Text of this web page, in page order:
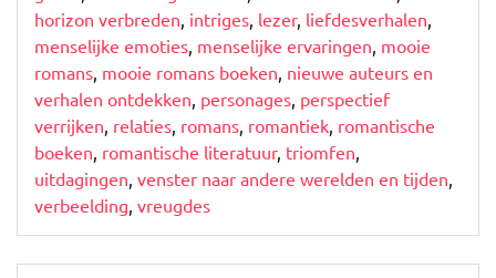
horizon verbreden intriges lezer, liefdesverhalen
menselijke emoties menselijke ervaringen mooie
romans mooie romans boeken nieuwe auteurs en
verhalen ontdekken personages perspectief
verrijken relaties romans romantiek romantische
boeken romantische literatuur, triomfen
uitdagingen venster naar andere werelden en tijden
verbeelding vreugdes